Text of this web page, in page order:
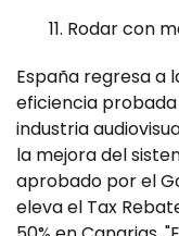
11. Rodar con
España regresa a
eficiencia
industria
la mejora del
aprobado por el
eleva el Tax